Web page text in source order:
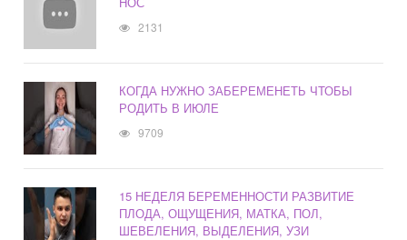
2131
КОГДА НУЖНО ЗАБЕРЕМЕНЕТЬ ЧТОБЫ
РОДИТЬ В ИЮЛЕ
9709
15 НЕДЕЛЯ БЕРЕМЕННОСТИ РАЗВИТИЕ
ПЛОДА, ОЩУЩЕНИЯ, МАТКА, ПОЛ,
ШЕВЕЛЕНИЯ, ВЫДЕЛЕНИЯ, УЗИ